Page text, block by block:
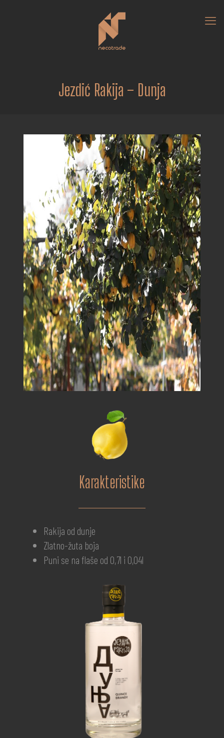
Jezdić Rakija – Dunja
Karakteristike
Rakija od dunje
Zlatno-žuta boja
Puni se na flaše od 0,7l i 0,04l